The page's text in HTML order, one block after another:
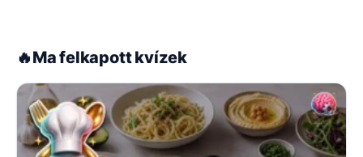
🔥Ma felkapott kvízek